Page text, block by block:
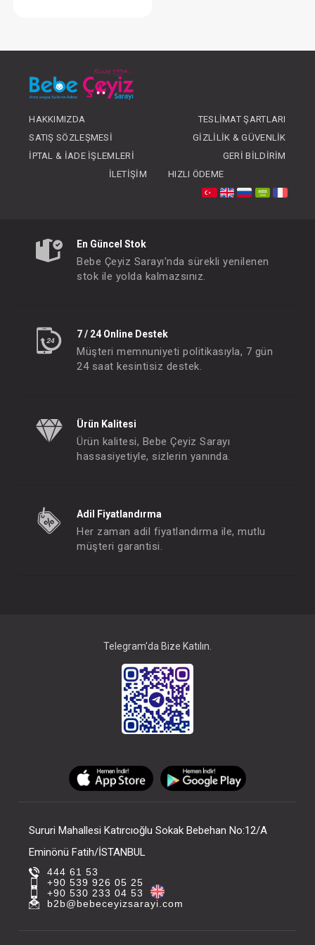
OLUNUZ
HAKKIMIZDA
TESLIMAT ŞARTLARI
SATIŞ SÖZLEŞMESI
GIZLILIK & GÜVENLIK
İPTAL & İADE İŞLEMLERI
GERI BILDIRIM
İLETIŞIM
HIZLI ÖDEME
En Güncel Stok
Bebe Çeyiz Sarayı'nda sürekli yenilenen
stok ile yolda kalmazsınız.
7 / 24 Online Destek
Müşteri memnuniyeti politikasıyla, 7 gün
24 saat kesintisiz destek.
Ürün Kalitesi
Ürün kalitesi, Bebe Çeyiz Sarayı
hassasiyetiyle, sizlerin yanında.
Adil Fiyatlandırma
Her zaman adil fiyatlandırma ile, mutlu
müşteri garantisi.
Telegram'da Bize Katılın.
Sururi Mahallesi Katırcıoğlu Sokak Bebehan No:12/A
Eminönü Fatih/İSTANBUL
444 61 53
+90 539 926 05 25
+90 530 233 04 53
b2b@bebeceyizsarayi.com